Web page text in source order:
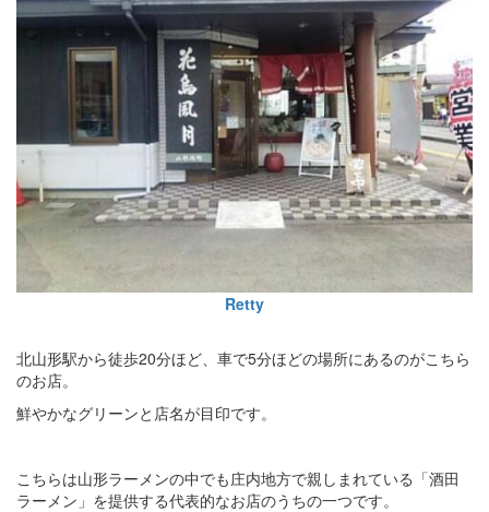
Retty
北山形駅から徒歩20分ほど、車で5分ほどの場所にあるのがこちら
のお店。
鮮やかなグリーンと店名が目印です。
こちらは山形ラーメンの中でも庄内地方で親しまれている「酒田
ラーメン」を提供する代表的なお店のうちの一つです。